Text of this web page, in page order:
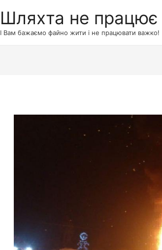
Шляхта не працює
І Вам бажаємо файно жити і не працювати важко!